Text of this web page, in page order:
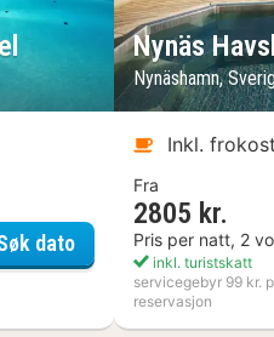
datoKosta Boda Art Hotel
Nynäs
Nynäshamn,
Inkl.
Fra
2805 kr.
Pris per natt, 2
inkl. turistskatt
servicegebyr 99 kr.
reservasjon